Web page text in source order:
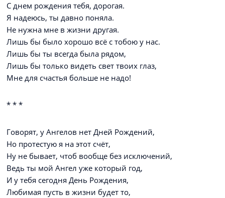
С днем рождения тебя, дорогая.
Я надеюсь, ты давно поняла.
Не нужна мне в жизни другая.
Лишь бы было хорошо всё с тобою у нас.
Лишь бы ты всегда была рядом,
Лишь бы только видеть свет твоих глаз,
Мне для счастья больше не надо!
* * *
Говорят, у Ангелов нет Дней Рождений,
Но протестую я на этот счёт,
Ну не бывает, чтоб вообще без исключений,
Ведь ты мой Ангел уже который год,
И у тебя сегодня День Рождения,
Любимая пусть в жизни будет то,